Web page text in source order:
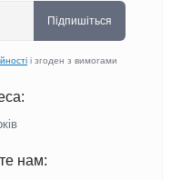
Підпишіться
і згоден з вимогами
нам: